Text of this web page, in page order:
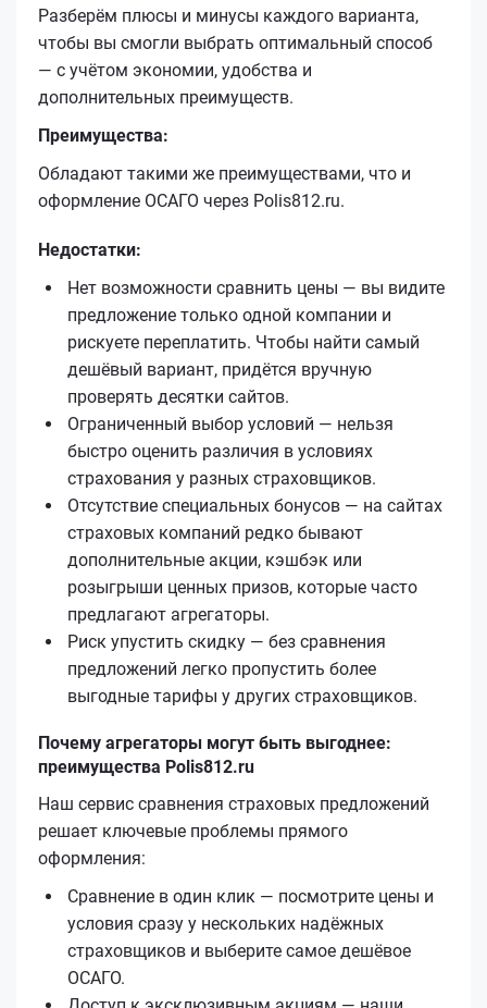
Разберём плюсы и минусы каждого варианта,
чтобы вы смогли выбрать оптимальный способ
— с учётом экономии, удобства и
дополнительных преимуществ.
Преимущества:
Обладают такими же преимуществами, что и
оформление ОСАГО через Polis812.ru.
Недостатки:
Нет возможности сравнить цены — вы видите
предложение только одной компании и
рискуете переплатить. Чтобы найти самый
дешёвый вариант, придётся вручную
проверять десятки сайтов.
Ограниченный выбор условий — нельзя
быстро оценить различия в условиях
страхования у разных страховщиков.
Отсутствие специальных бонусов — на сайтах
страховых компаний редко бывают
дополнительные акции, кэшбэк или
розыгрыши ценных призов, которые часто
предлагают агрегаторы.
Риск упустить скидку — без сравнения
предложений легко пропустить более
выгодные тарифы у других страховщиков.
Почему агрегаторы могут быть выгоднее:
преимущества Polis812.ru
Наш сервис сравнения страховых предложений
решает ключевые проблемы прямого
оформления:
Сравнение в один клик — посмотрите цены и
условия сразу у нескольких надёжных
страховщиков и выберите самое дешёвое
ОСАГО.